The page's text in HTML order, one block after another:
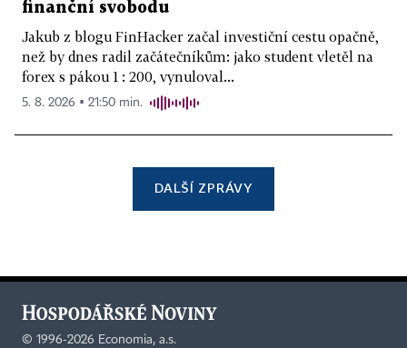
finanční svobodu
Jakub z blogu FinHacker začal investiční cestu opačně,
než by dnes radil začátečníkům: jako student vletěl na
forex s pákou 1 : 200, vynuloval...
5. 8. 2026 ▪ 21:50 min.
DALŠÍ ZPRÁVY
© 1996-2026 Economia, a.s.